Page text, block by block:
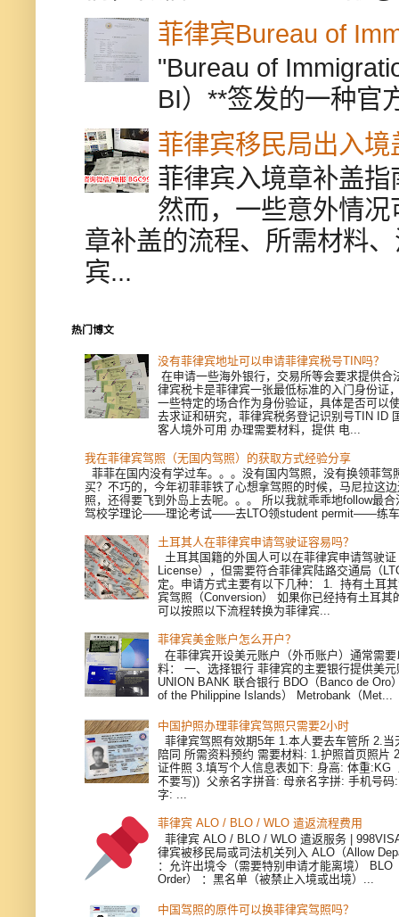
菲律宾Bureau of
"Bureau of
BI）**签发的一种官
菲律宾移民局出入
菲律宾入境章补盖
然而，一些意外情
章补盖的流程、所需材料
宾...
热门博文
没有菲律宾地址可以申请菲律宾税号TIN吗？
在申请一些海外银行，交易所等会要求提供合
律宾税卡是菲律宾一张最低标准的入门身份证
一些特定的场合作为身份验证，具体是否可以
去求证和研究，菲律宾税务登记识别号TIN ID
客人境外可用 办理需要材料，提供 电...
我在菲律宾驾照（无国内驾照）的获取方式经验分享
菲菲在国内没有学过车。。。没有国内驾照，没有换领菲驾
买？不巧的，今年初菲菲铁了心想拿驾照的时候，马尼拉这
照，还得要飞到外岛上去呢。。。 所以我就乖乖地follow最
驾校学理论——理论考试——去LTO领student permit——练
土耳其人在菲律宾申请驾驶证容易吗？
土耳其国籍的外国人可以在菲律宾申请驾驶证
License），但需要符合菲律宾陆路交通局（
定。申请方式主要有以下几种： 1. 持有土耳
宾驾照（Conversion） 如果你已经持有土耳其
可以按照以下流程转换为菲律宾...
菲律宾美金账户怎么开户？
在菲律宾开设美元账户（外币账户）通常需
料： 一、选择银行 菲律宾的主要银行提供美
UNION BANK 联合银行 BDO（Banco de Oro
of the Philippine Islands） Metrobank（Met...
中国护照办理菲律宾驾照只需要2小时
菲律宾驾照有效期5年 1.本人要去车管所 2.当
陪同 所需资料预约 需要材料: 1.护照首页照片
证件照 3.填写个人信息表如下: 身高: 体重:KG
不要写)) 父亲名字拼音: 母亲名字拼: 手机号码
字: ...
菲律宾 ALO / BLO / WLO 遣返流程费用
菲律宾 ALO / BLO / WLO 遣返服务 |
律宾被移民局或司法机关列入 ALO（Allow
：允许出境令（需要特别申请才能离境） BLO
Order） ：黑名单（被禁止入境或出境）...
中国驾照的原件可以换菲律宾驾照吗？